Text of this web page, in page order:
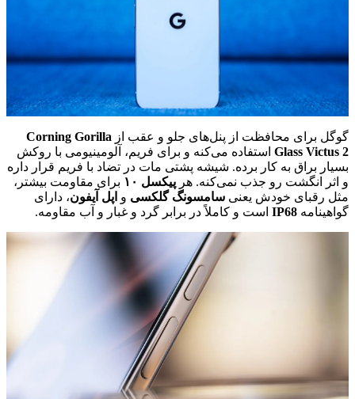
گوگل برای محافظت از پنل‌های جلو و عقب از Corning Gorilla
Glass Victus 2 استفاده می‌کنه و برای فریم، آلومینیومی با روکش
بسیار براق به کار برده. شیشه پشتی مات در تضاد با فریم قرار داره
و اثر انگشت رو جذب نمی‌کنه. هر پیکسل ۱۰
برای مقاومت بیشتر،
مثل رقبای خودش یعنی سامسونگ گلکسی و اپل آیفون، دارای
گواهینامه IP68 است و کاملاً در برابر گرد و غبار و آب مقاومه.